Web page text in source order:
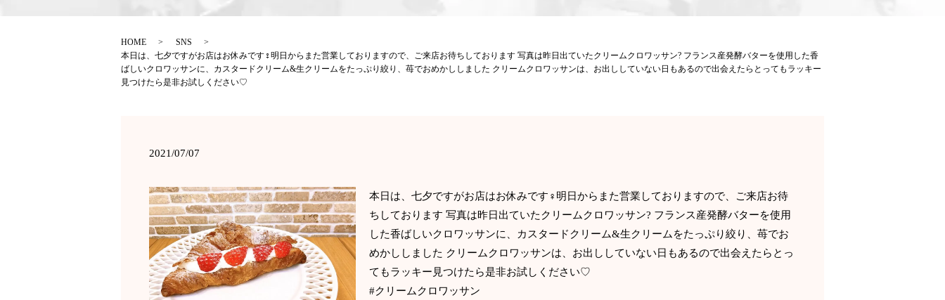
HOME
SNS
本日は、七夕ですがお店はお休みです‍♀️明日からまた営業しておりますので、ご来店お待ちしております 写真は昨日出ていたクリームクロワッサン? フランス産発酵バターを使用した香
ばしいクロワッサンに、カスタードクリーム&生クリームをたっぷり絞り、苺でおめかししました クリームクロワッサンは、お出ししていない日もあるので出会えたらとってもラッキー
見つけたら是非お試しください♡
2021/07/07
本日は、七夕ですがお店はお休みです‍♀️明日からまた営業しておりますので、ご来店お待
ちしております 写真は昨日出ていたクリームクロワッサン? フランス産発酵バターを使用
した香ばしいクロワッサンに、カスタードクリーム&生クリームをたっぷり絞り、苺でお
めかししました クリームクロワッサンは、お出ししていない日もあるので出会えたらとっ
てもラッキー見つけたら是非お試しください♡
#クリームクロワッサン